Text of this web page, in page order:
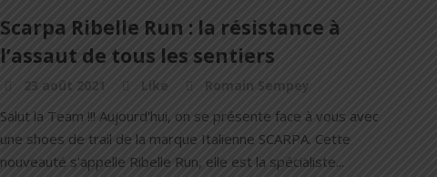
Scarpa Ribelle Run : la résistance à
l’assaut de tous les sentiers
23 août 2021 Like Romain Sempey
Salut la Team !!! Aujourd'hui, on se présente face à vous avec
une shoes de trail de la marque Italienne SCARPA. Cette
nouveauté s'appelle Ribelle Run, elle est la spécialiste...